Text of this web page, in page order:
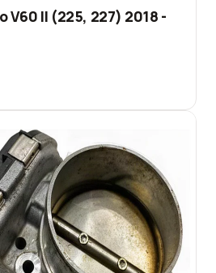
V60 II (225, 227) 2018 -